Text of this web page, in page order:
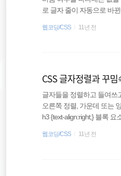
로 글자 줄이 자동으로 바
CTYPE 선언에서 표준 준
웹코딩/CSS 11년 전
CSS 글자정렬과 꾸
글자들을 정렬하고 들여쓰
오른쪽 정렬, 가운데 또는
h3 {text-align:right;} 블록
스크립트 문법
웹코딩/CSS 11년 전